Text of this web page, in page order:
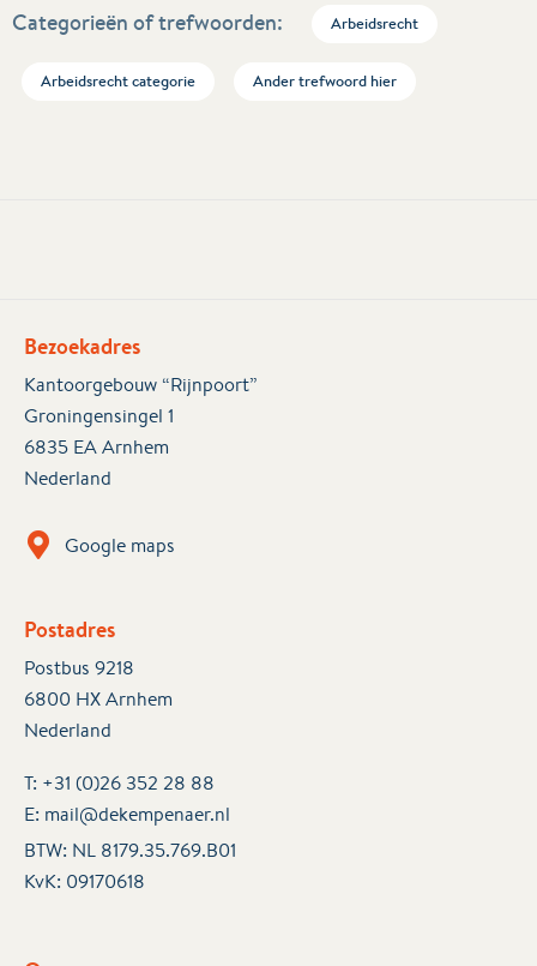
Categorieën of trefwoorden: Arbeidsrecht
Arbeidsrecht categorie Ander trefwoord hier
Bezoekadres
Kantoorgebouw “Rijnpoort”
Groningensingel 1
6835 EA Arnhem
Nederland
Google maps
Postadres
Postbus 9218
6800 HX Arnhem
Nederland
T: +31 (0)26 352 28 88
E: mail@dekempenaer.nl
BTW: NL 8179.35.769.B01
KvK: 09170618